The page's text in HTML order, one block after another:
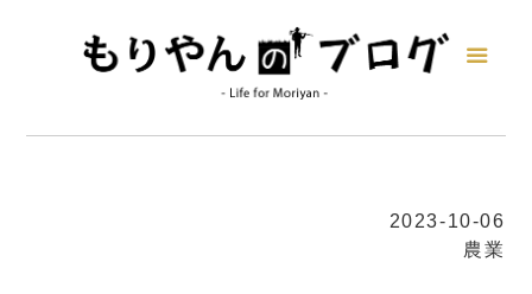
2023-10-06
農業